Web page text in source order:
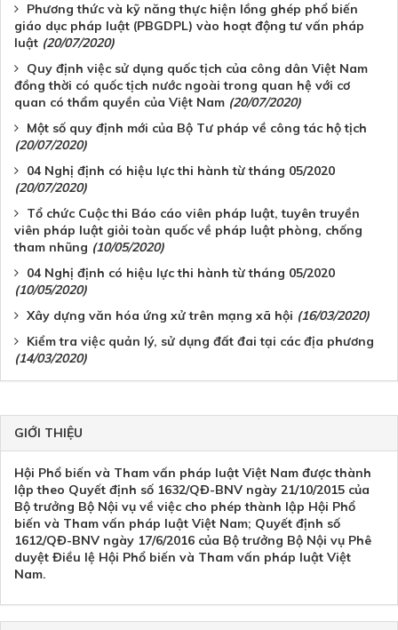
Phương thức và kỹ năng thực hiện lồng ghép phổ biến
giáo dục pháp luật (PBGDPL) vào hoạt động tư vấn pháp
luật (20/07/2020)
Quy định việc sử dụng quốc tịch của công dân Việt Nam
đồng thời có quốc tịch nước ngoài trong quan hệ với cơ
quan có thẩm quyền của Việt Nam (20/07/2020)
Một số quy định mới của Bộ Tư pháp về công tác hộ tịch
(20/07/2020)
04 Nghị định có hiệu lực thi hành từ tháng 05/2020
(20/07/2020)
Tổ chức Cuộc thi Báo cáo viên pháp luật, tuyên truyền
viên pháp luật giỏi toàn quốc về pháp luật phòng, chống
tham nhũng (10/05/2020)
04 Nghị định có hiệu lực thi hành từ tháng 05/2020
(10/05/2020)
Xây dựng văn hóa ứng xử trên mạng xã hội (16/03/2020)
Kiểm tra việc quản lý, sử dụng đất đai tại các địa phương
(14/03/2020)
GIỚI THIỆU
Hội Phổ biến và Tham vấn pháp luật Việt Nam được thành
lập theo Quyết định số 1632/QĐ-BNV ngày 21/10/2015 của
Bộ trưởng Bộ Nội vụ về việc cho phép thành lập Hội Phổ
biến và Tham vấn pháp luật Việt Nam; Quyết định số
1612/QĐ-BNV ngày 17/6/2016 của Bộ trưởng Bộ Nội vụ Phê
duyệt Điều lệ Hội Phổ biến và Tham vấn pháp luật Việt
Nam.